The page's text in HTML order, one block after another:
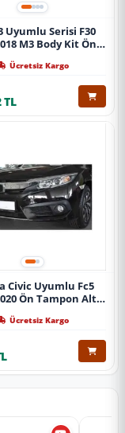
Uyumlu Serisi F30
M3 Body Kit Ön
Ücretsiz Kargo
TL
Civic Uyumlu Fc5
Ön Tampon Alt
Ücretsiz Kargo